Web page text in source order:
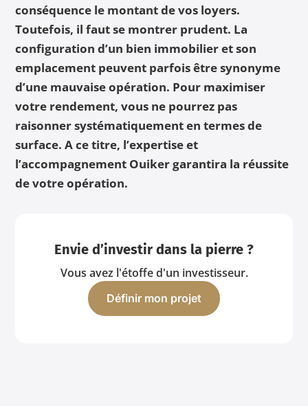
conséquence le montant de vos loyers.
Toutefois, il faut se montrer prudent. La
configuration d’un bien immobilier et son
emplacement peuvent parfois être synonyme
d’une mauvaise opération. Pour maximiser
votre rendement, vous ne pourrez pas
raisonner systématiquement en termes de
surface. A ce titre, l’expertise et
l’accompagnement Ouiker garantira la réussite
de votre opération.
Envie d’investir dans la pierre ?
Vous avez l'étoffe d'un investisseur.
Définir mon projet